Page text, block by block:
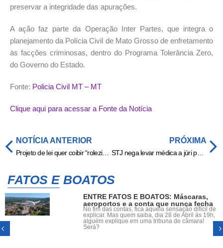
preservar a integridade das apurações.
A ação faz parte da Operação Inter Partes, que integra o
planejamento da Polícia Civil de Mato Grosso de enfretamento
às facções criminosas, dentro do Programa Tolerância Zero,
do Governo do Estado.
Fonte: Policia Civil MT – MT
Clique aqui para acessar a Fonte da Notícia
NOTÍCIA ANTERIOR
Projeto de lei quer coibir “rolezinhos” de motos em Cuiabá
PRÓXIMA
STJ nega levar médica a júri popular por morte de verdureiro em Cuiabá
FATOS E BOATOS
ENTRE FATOS E BOATOS: Máscaras,
aeroportos e a conta que nunca fecha
No fim das contas, fica aquela sensação difícil de
explicar. Mas quem saiba, dia 28 de Abril ás 19h,
alguém explique em uma tribuna de câmara!
Será?